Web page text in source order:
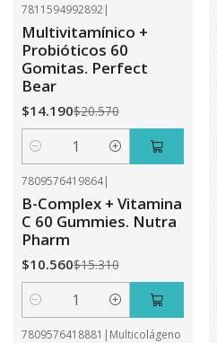
7811594992892|
Multivitamínico +
Probióticos 60
Gomitas. Perfect
Bear
$14.190$20.570
Cantidad
7809576419864|
B-Complex + Vitamina
C 60 Gummies. Nutra
Pharm
$10.560$15.310
Cantidad
7809576418881 | Multicolágeno